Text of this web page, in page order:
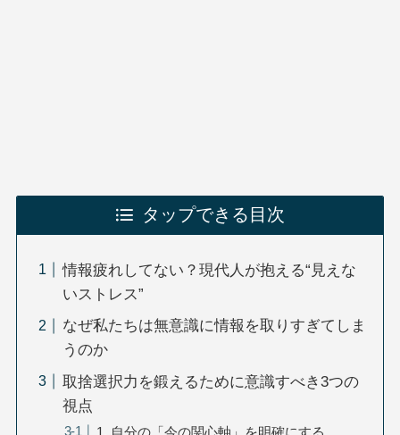
タップできる目次
情報疲れしてない？現代人が抱える“見えな
いストレス”
なぜ私たちは無意識に情報を取りすぎてしま
うのか
取捨選択力を鍛えるために意識すべき3つの
視点
1. 自分の「今の関心軸」を明確にする